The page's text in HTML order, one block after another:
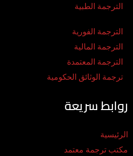
الترجمة الطبية
الترجمة الفورية
الترجمة المالية
الترجمة المعتمدة
ترجمة الوثائق الحكومية
روابط سريعة
الرئيسية
مكتب ترجمة معتمد